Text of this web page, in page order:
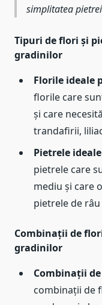
simplitatea
Tipuri de flori și
gradinilor
Florile ideale
florile care
și care
trandafirii,
Pietrele
pietrele care
mediu și care
pietrele de
Combinații de
gradinilor
Combinații
combinații de